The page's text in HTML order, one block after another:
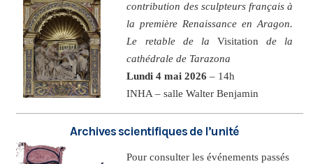
contribution des sculpteurs français à
la première Renaissance en Aragon.
Le retable de la Visitation de la
cathédrale de Tarazona
Lundi 4 mai 2026 – 14h
INHA – salle Walter Benjamin
Archives scientifiques de l’unité
Pour consulter les événements passés